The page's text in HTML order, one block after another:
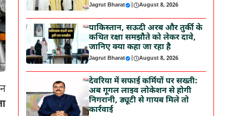
Jagrut Bharat | August 8, 2026
पाकिस्तान, सऊदी अरब और तुर्की के
कथित रक्षा समझौते को लेकर दावे,
जानिए क्या कहा जा रहा है
Jagrut Bharat | August 8, 2026
देवरिया में सफाई कर्मियों पर सख्ती:
अब गूगल लाइव लोकेशन से होगी
निगरानी, ड्यूटी से गायब मिले तो
कार्रवाई